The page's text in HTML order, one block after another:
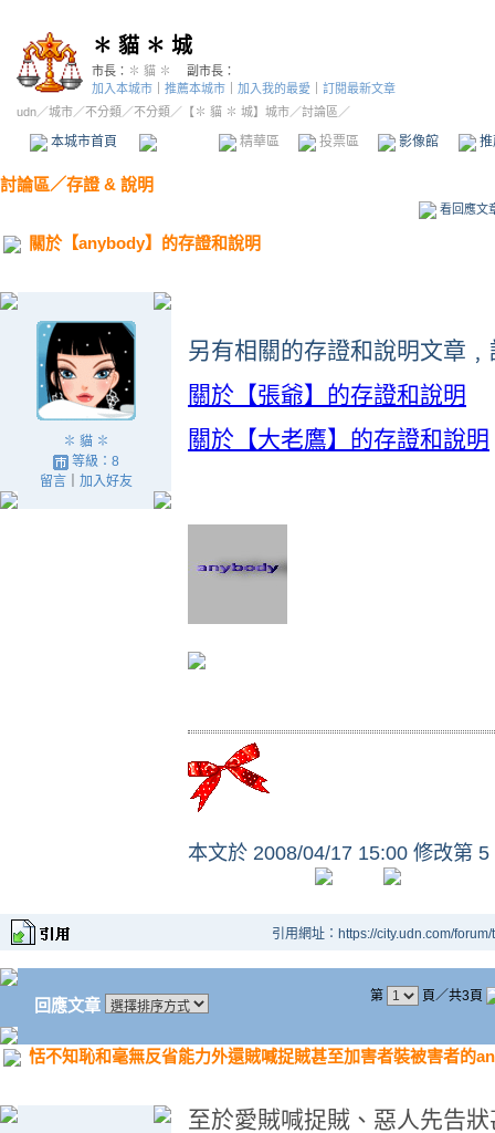
✽ 貓 ✽ 城
市長： ✽ 貓 ✽
副市長：
加入本城市
推薦本城市 加入我的最愛
訂閱最新文章
udn／城市／不分類 ／不分類 ／ 【✽ 貓 ✽ 城】城市／討論區／
本城市首頁 精華區 投票區 影像館
討論區／存證 & 說明
看回應文
關於【anybody】的存證和說明
✽ 貓 ✽
等級：8
留言｜ 加入好友
另有相關的存證和說明文章
關於【張爺】的存證和說明
關於【大老鷹】的存證和說明
本文於 2008/04/17 15:00 修改第 5
引用網址：https://city.udn.com/
回應文章 第 頁／共3頁
恬不知恥和毫無反省能力外還賊喊捉賊甚至加害者裝被害者的
至於愛賊喊捉賊、惡人先告